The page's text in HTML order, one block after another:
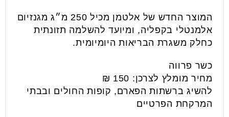
המוצר החדש של אלטמן מכיל 250 מ״ג מגנזיום
אלמנטלי בקפליה, ומיועד להשלמה תזונתית
כחלק משגרת הבריאות היומיומית.
כשר פרווה
מחיר מומלץ לצרכן: 150 ₪
להשיג ברשתות הפארם, קופות החולים ובבתי
המרקחת הפרטיים